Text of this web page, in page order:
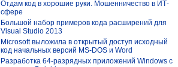
Отдам код в хорошие руки. Мошенничество в ИТ-
сфере
Большой набор примеров кода расширений для
Visual Studio 2013
Microsoft выложила в открытый доступ исходный
код начальных версий MS-DOS и Word
Разработка 64-разрядных приложений Windows с